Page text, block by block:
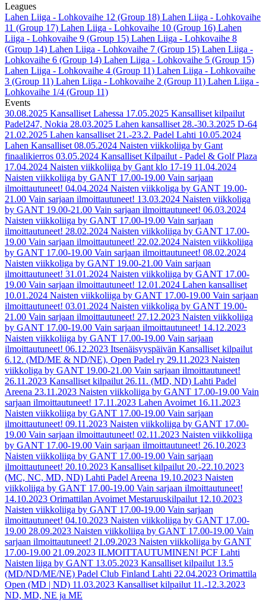
Leagues
Lahen Liiga - Lohkovaihe 12 (Group 18) Lahen Liiga - Lohkovaihe
11 (Group 17) Lahen Liiga - Lohkovaihe 10 (Group 16) Lahen
Liiga - Lohkovaihe 9 (Group 15) Lahen Liiga - Lohkovaihe 8
(Group 14) Lahen Liiga - Lohkovaihe 7 (Group 15) Lahen Liiga -
Lohkovaihe 6 (Group 14) Lahen Liiga - Lohkovaihe 5 (Group 15)
Lahen Liiga - Lohkovaihe 4 (Group 11) Lahen Liiga - Lohkovaihe
3 (Group 11) Lahen Liiga - Lohkovaihe 2 (Group 11) Lahen Liiga -
Lohkovaihe 1/4 (Group 11)
Events
30.08.2025 Kansalliset Lahessa 17.05.2025 Kansalliset kilpailut
Padel247, Nokia 28.03.2025 Lahen kansalliset 28.-30.3.2025 D-64
21.02.2025 Lahen kansalliset 21.-23.2. Padel Lahti 10.05.2024
Lahen Kansalliset 08.05.2024 Naisten viikkoliiga by Gant
finaalikierros 03.05.2024 Kansalliset Kilpailut - Padel & Golf Plaza
17.04.2024 Naisten viikkoliiga by Gant klo 17-19 11.04.2024
Naisten viikkoliiga by GANT 17.00-19.00 Vain sarjaan
ilmoittautuneet! 04.04.2024 Naisten viikkoliga by GANT 19.00-
21.00 Vain sarjaan ilmoittautuneet! 13.03.2024 Naisten viikkoliga
by GANT 19.00-21.00 Vain sarjaan ilmoittautuneet! 06.03.2024
Naisten viikkoliiga by GANT 17.00-19.00 Vain sarjaan
ilmoittautuneet! 28.02.2024 Naisten viikkoliiga by GANT 17.00-
19.00 Vain sarjaan ilmoittautuneet! 22.02.2024 Naisten viikkoliiga
by GANT 17.00-19.00 Vain sarjaan ilmoittautuneet! 08.02.2024
Naisten viikkoliga by GANT 19.00-21.00 Vain sarjaan
ilmoittautuneet! 31.01.2024 Naisten viikkoliiga by GANT 17.00-
19.00 Vain sarjaan ilmoittautuneet! 12.01.2024 Lahen kansalliset
10.01.2024 Naisten viikkoliiga by GANT 17.00-19.00 Vain sarjaan
ilmoittautuneet! 03.01.2024 Naisten viikkoliga by GANT 19.00-
21.00 Vain sarjaan ilmoittautuneet! 27.12.2023 Naisten viikkoliiga
by GANT 17.00-19.00 Vain sarjaan ilmoittautuneet! 14.12.2023
Naisten viikkoliiga by GANT 17.00-19.00 Vain sarjaan
ilmoittautuneet! 06.12.2023 Itsenäisyyspäivän Kansalliset kilpailut
6.12. (MD/ME & ND/NE), Open Padel ry 29.11.2023 Naisten
viikkoliga by GANT 19.00-21.00 Vain sarjaan ilmoittautuneet!
26.11.2023 Kansalliset kilpailut 26.11. (MD, ND) Lahti Padel
Areena 23.11.2023 Naisten viikkoliiga by GANT 17.00-19.00 Vain
sarjaan ilmoittautuneet! 17.11.2023 Lahen Avoimet 16.11.2023
Naisten viikkoliiga by GANT 17.00-19.00 Vain sarjaan
ilmoittautuneet! 09.11.2023 Naisten viikkoliiga by GANT 17.00-
19.00 Vain sarjaan ilmoittautuneet! 02.11.2023 Naisten viikkoliiga
by GANT 17.00-19.00 Vain sarjaan ilmoittautuneet! 26.10.2023
Naisten viikkoliiga by GANT 17.00-19.00 Vain sarjaan
ilmoittautuneet! 20.10.2023 Kansalliset kilpailut 20.-22.10.2023
(MC, NC, MD, ND) Lahti Padel Areena 19.10.2023 Naisten
viikkoliiga by GANT 17.00-19.00 Vain sarjaan ilmoittautuneet!
14.10.2023 Orimattilan Avoimet Mestaruuskilpailut 12.10.2023
Naisten viikkoliiga by GANT 17.00-19.00 Vain sarjaan
ilmoittautuneet! 04.10.2023 Naisten viikkoliiga by GANT 17.00-
19.00 28.09.2023 Naisten viikkoliiga by GANT 17.00-19.00 Vain
sarjaan ilmoittautuneet! 21.09.2023 Naisten viikkoliiga by GANT
17.00-19.00 21.09.2023 ILMOITTAUTUMINEN! PCF Lahti
Naisten liiga by GANT 13.05.2023 Kansalliset kilpailut 13.5
(MD/ND/ME/NE) Padel Club Finland Lahti 22.04.2023 Orimattila
Open (MD | ND) 11.03.2023 Kansalliset kilpailut 11.-12.3.2023
ND, MD, NE ja ME